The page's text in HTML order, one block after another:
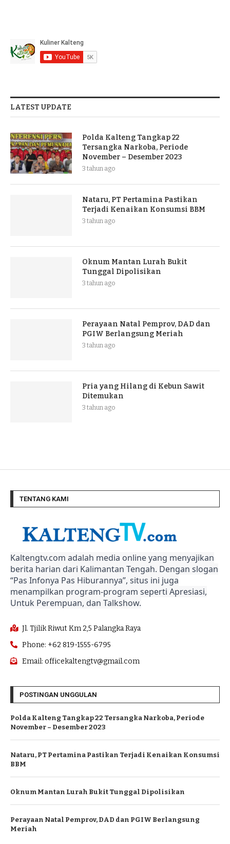
LATEST UPDATE
Polda Kalteng Tangkap 22
Tersangka Narkoba, Periode
November – Desember 2023
3 tahun ago
Nataru, PT Pertamina Pastikan
Terjadi Kenaikan Konsumsi BBM
3 tahun ago
Oknum Mantan Lurah Bukit
Tunggal Dipolisikan
3 tahun ago
Perayaan Natal Pemprov, DAD dan
PGIW Berlangsung Meriah
3 tahun ago
Pria yang Hilang di Kebun Sawit
Ditemukan
3 tahun ago
TENTANG KAMI
Kaltengtv.com adalah media online yang menyajikan
berita harian dari Kalimantan Tengah. Dengan slogan
“Pas Infonya Pas Hiburannya”, situs ini juga
menampilkan program-program seperti Apresiasi,
Untuk Perempuan, dan Talkshow.
Jl. Tjilik Riwut Km 2,5 Palangka Raya
Phone: +62 819-1555-6795
Email: officekaltengtv@gmail.com
POSTINGAN UNGGULAN
Polda Kalteng Tangkap 22 Tersangka Narkoba, Periode
November – Desember 2023
Nataru, PT Pertamina Pastikan Terjadi Kenaikan Konsumsi
BBM
Oknum Mantan Lurah Bukit Tunggal Dipolisikan
Perayaan Natal Pemprov, DAD dan PGIW Berlangsung
Meriah